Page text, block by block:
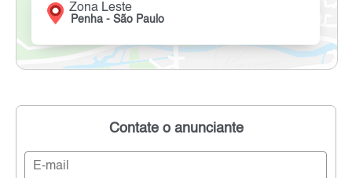
Zona Leste
Penha - São Paulo
Contate o anunciante